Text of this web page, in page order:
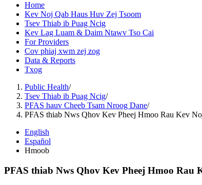
Home
Kev Noj Qab Haus Huv Zej Tsoom
Tsev Thiab ib Puag Ncig
Kev Lag Luam & Daim Ntawv Tso Cai
For Providers
Cov phiaj xwm zej zog
Data & Reports
Txog
Public Health/
Tsev Thiab ib Puag Ncig/
PFAS hauv Cheeb Tsam Nroog Dane/
PFAS thiab Nws Qhov Kev Pheej Hmoo Rau Kev
English
Español
Hmoob
PFAS thiab Nws Qhov Kev Pheej Hmoo Rau